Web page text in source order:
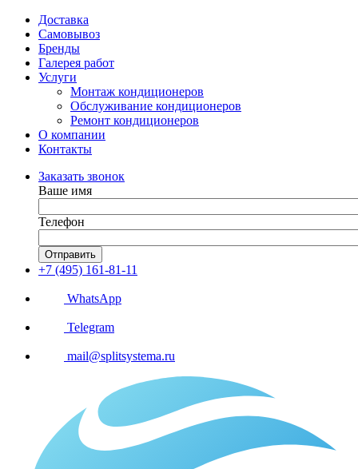
Доставка
Самовывоз
Бренды
Галерея работ
Услуги
Монтаж кондиционеров
Обслуживание кондиционеров
Ремонт кондиционеров
О компании
Контакты
Заказать звонок
Ваше имя
Телефон
Отправить
+7 (495) 161-81-11
WhatsApp
Telegram
mail@splitsystema.ru